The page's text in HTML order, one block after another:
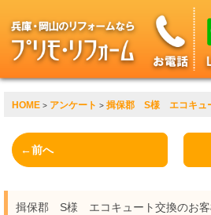
HOME > アンケート > 揖保郡 S様 エコキュ
←前へ
揖保郡 S様 エコキュート交換のお客